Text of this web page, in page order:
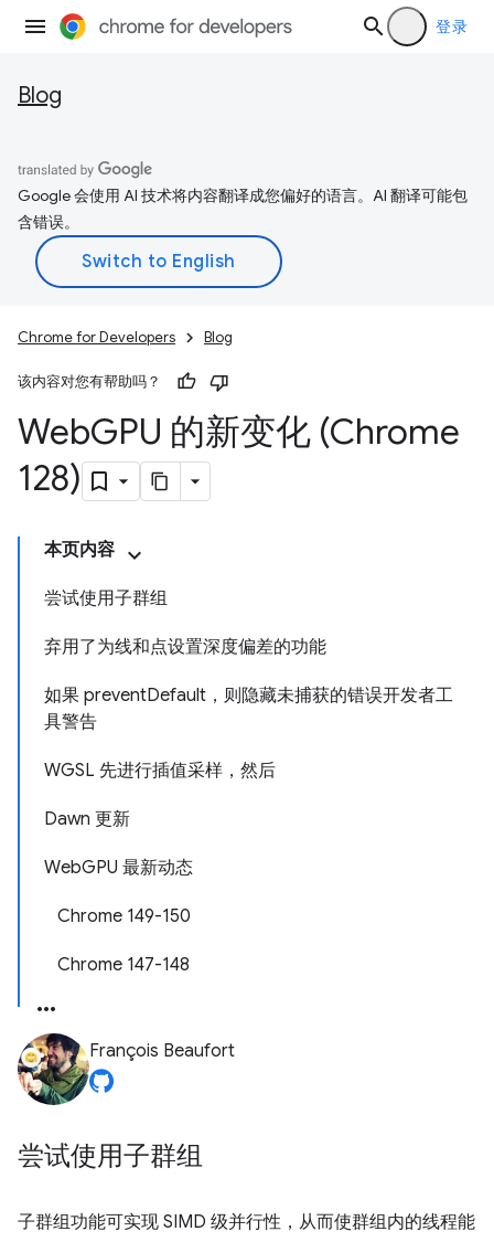
登录
Blog
Google 会使用 AI 技术将内容翻译成您偏好的语言。AI 翻译可能包
含错误。
Chrome for Developers Blog
该内容对您有帮助吗？
WebGPU 的新变化 (Chrome
128)
本页内容
尝试使用子群组
弃用了为线和点设置深度偏差的功能
如果 preventDefault，则隐藏未捕获的错误开发者工
具警告
WGSL 先进行插值采样，然后
Dawn 更新
WebGPU 最新动态
Chrome 149-150
Chrome 147-148
François Beaufort
尝试使用子群组
子群组功能可实现 SIMD 级并行性，从而使群组内的线程能